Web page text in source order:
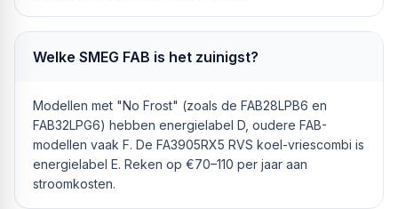
Welke SMEG FAB is het zuinigst?
Modellen met "No Frost" (zoals de FAB28LPB6 en
FAB32LPG6) hebben energielabel D, oudere FAB-
modellen vaak F. De FA3905RX5 RVS koel-vriescombi is
energielabel E. Reken op €70–110 per jaar aan
stroomkosten.